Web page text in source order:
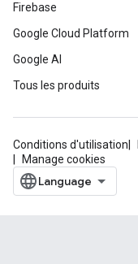
Firebase
Google Cloud Platform
Google AI
Tous les produits
Conditions d'utilisation
Manage cookies